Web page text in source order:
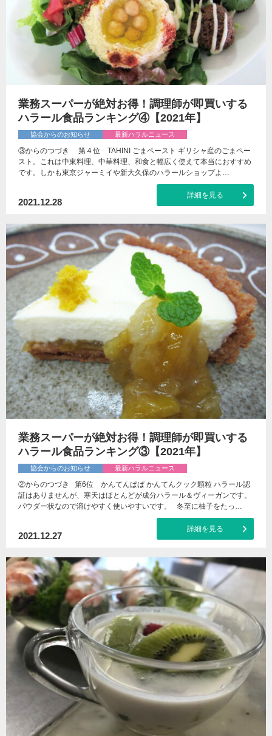
業務スーパーが絶対お得！調理師が即買いする
ハラール食品ランキング④【2021年】
協会からのお知らせ 最新ハラルニュース
③からのつづき 第４位 TAHINI ごまペースト ギリシャ産のごまペー
スト。これは中東料理、中華料理、和食と幅広く使えて本当におすすめ
です。しかも東京ジャーミイや新大久保のハラールショップよ…
2021.12.28
詳細を見る
業務スーパーが絶対お得！調理師が即買いする
ハラール食品ランキング③【2021年】
協会からのお知らせ 最新ハラルニュース
②からのつづき 第6位 かんてんぱぱ かんてんクック顆粒 ハラール認
証はありませんが、寒天はほとんどが成分ハラール＆ヴィーガンです。
パウダー状なので溶けやすく使いやすいです。 冬至に柚子をたっ…
2021.12.27
詳細を見る